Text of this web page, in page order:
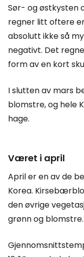
Sør- og østkysten
regner litt oftere
absolutt ikke så
negativt. Det
form av en kort
I slutten av mars
blomstre, og hele
hage.
Været i april
April er en av de
Korea.
den øvrige
grønn og blomstre.